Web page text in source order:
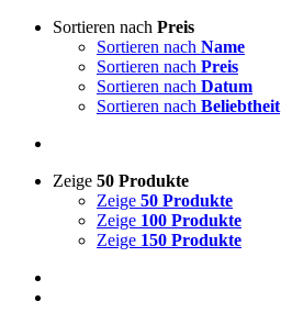
Sortieren nach Preis
Sortieren nach Name
Sortieren nach Preis
Sortieren nach Datum
Sortieren nach Beliebtheit
Zeige 50 Produkte
Zeige 50 Produkte
Zeige 100 Produkte
Zeige 150 Produkte